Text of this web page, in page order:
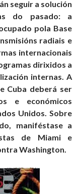
seguir a solución
do pasado: a
pola Base
radiais e
internacionais
dirixidos a
internas. A
Cuba deberá ser
e económicos
Unidos. Sobre
maniféstase a
de Miami e
Washington.